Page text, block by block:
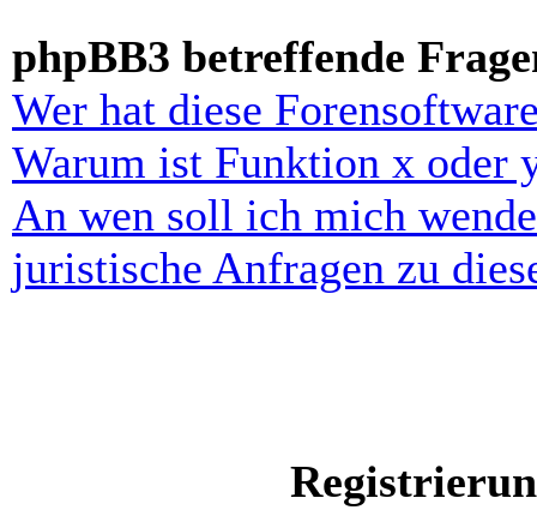
phpBB3 betreffende
Wer hat diese
Warum ist Funktion x oder
An wen soll ich mich
juristische Anfragen zu